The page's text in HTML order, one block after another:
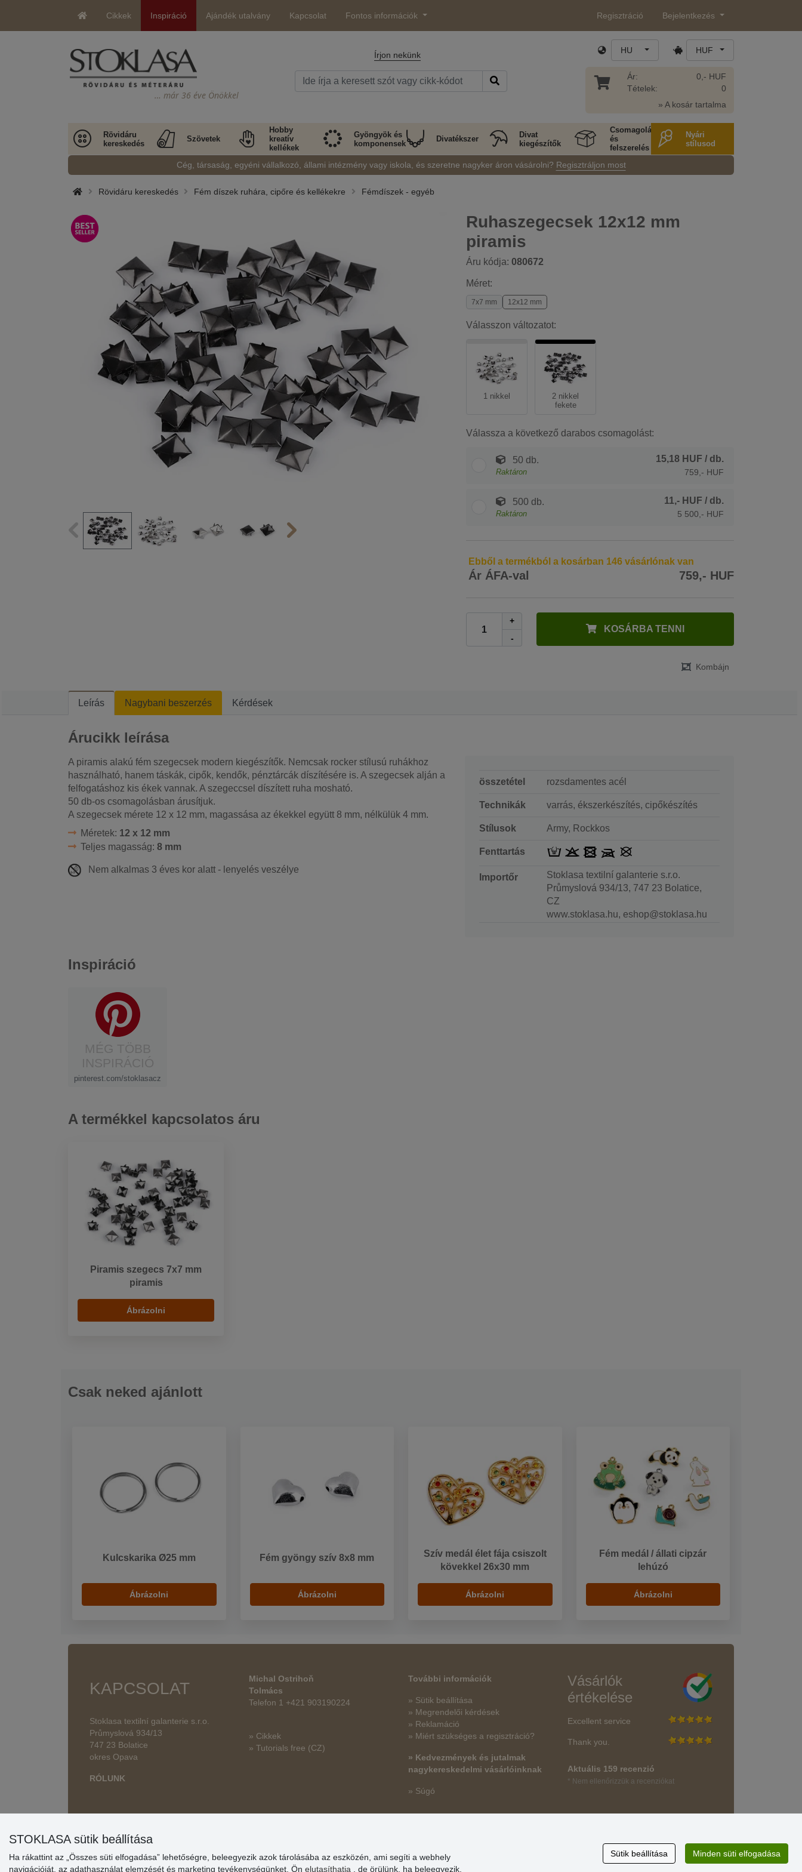
Cikkek Inspiráció Ajándék utalvány Kapcsolat Fontos információk Regisztráció Bejelentkezés
… már 36 éve Önökkel
Írjon nekünk HU HUF
Ár:
Tételek:
0,- HUF
0
» A kosár tartalma
Rövidáru
kereskedés
Szövetek
Hobby
kreatív
kellékek
Gyöngyök és
komponensek
Divatékszer
Divat
kiegészítők
Csomagolás
és
felszerelés
Nyári
stílusod
Cég, társaság, egyéni vállalkozó, állami intézmény vagy iskola, és szeretne nagyker áron vásárolni? Regisztráljon most
Rövidáru kereskedés Fém díszek ruhára, cipőre és kellékekre Fémdíszek - egyéb
Ruhaszegecsek 12x12 mm
piramis
Áru kódja: 080672
Méret:
7x7 mm 12x12 mm
Válasszon változatot:
1 nikkel
2 nikkel
fekete
Válassza a következő darabos csomagolást:
50 db.
Raktáron
15,18 HUF / db.
759,- HUF
500 db.
Raktáron
11,- HUF / db.
5 500,- HUF
Ebből a termékból a kosárban 146 vásárlónak van
Ár ÁFA-val 759,- HUF
+
-
KOSÁRBA TENNI
Kombájn
Leírás Nagybani beszerzés Kérdések
Árucikk leírása
A piramis alakú fém szegecsek modern kiegészítők. Nemcsak rocker stílusú ruhákhoz
használható, hanem táskák, cipők, kendők, pénztárcák díszítésére is. A szegecsek alján a
felfogatáshoz kis ékek vannak. A szegeccsel díszített ruha mosható.
50 db-os csomagolásban árusítjuk.
A szegecsek mérete 12 x 12 mm, magassása az ékekkel együtt 8 mm, nélkülük 4 mm.
Méretek: 12 x 12 mm
Teljes magasság: 8 mm
Nem alkalmas 3 éves kor alatt - lenyelés veszélye
összetétel rozsdamentes acél
Technikák varrás, ékszerkészítés, cipőkészítés
Stílusok Army, Rockkos
Fenttartás
Importőr
Stoklasa textilní galanterie s.r.o.
Průmyslová 934/13, 747 23 Bolatice,
CZ
www.stoklasa.hu, eshop@stoklasa.hu
Inspiráció
pinterest.com/stoklasacz
A termékkel kapcsolatos áru
Piramis szegecs 7x7 mm
piramis
Ábrázolni
Csak neked ajánlott
Kulcskarika Ø25 mm
Ábrázolni
Fém gyöngy szív 8x8 mm
Ábrázolni
Szív medál élet fája csiszolt
kövekkel 26x30 mm
Ábrázolni
Fém medál / állati cipzár
lehúzó
Ábrázolni
KAPCSOLAT
Stoklasa textilní galanterie s.r.o.
Průmyslová 934/13
747 23 Bolatice
okres Opava
RÓLUNK
Michal Ostrihoň
Tolmács
Telefon 1 +421 903190224
» Cikkek
» Tutorials free (CZ)
További információk
» Sütik beállítása
» Megrendelői kérdések
» Reklamáció
» Miért szükséges a regisztráció?
» Kedvezmények és jutalmak
nagykereskedelmi vásárlóinknak
» Súgó
Vásárlók
értékelése
Excellent service
Thank you.
Aktuális 159 recenzió
* Nem ellenőrizzük a recenziókat
STOKLASA sütik beállítása
Ha rákattint az „Összes süti elfogadása” lehetőségre, beleegyezik azok tárolásába az eszközén, ami segíti a webhely
navigációját, az adathasználat elemzését és marketing tevékenységünket. Ön elutasíthatja , de örülünk, ha beleegyezik.
Sütik beállítása Minden süti elfogadása